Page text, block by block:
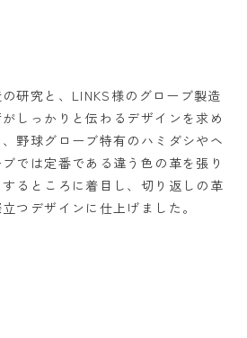
研究と、LINKS様のグローブ製造
しっかりと伝わるデザインを求め
野球グローブ特有のハミダシやヘ
では定番である違う色の革を張り
るところに着目し、切り返しの革
つデザインに仕上げました。